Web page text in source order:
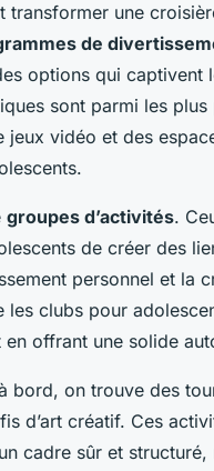
transformer une
de
options qui captivent
sont parmi les
vidéo et des
groupes d’activités.
de créer des
personnel et la
clubs pour
offrant une solide
bord, on trouve des
d’art créatif. Ces
cadre sûr et